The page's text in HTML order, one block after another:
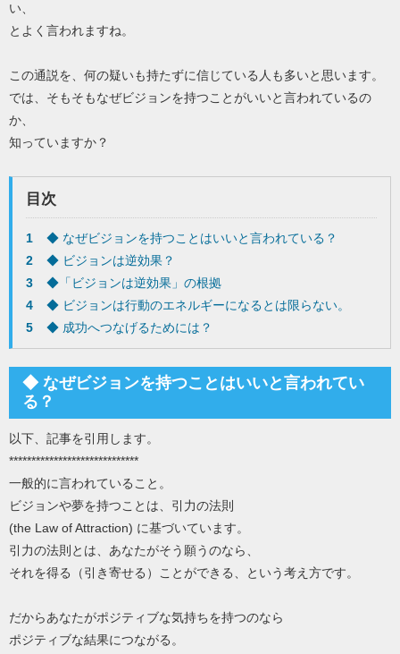
い、
とよく言われますね。
この通説を、何の疑いも持たずに信じている人も多いと思います。
では、そもそもなぜビジョンを持つことがいいと言われているの
か、
知っていますか？
目次
1
◆ なぜビジョンを持つことはいいと言われている？
2
◆ ビジョンは逆効果？
3
◆「ビジョンは逆効果」の根拠
4
◆ ビジョンは行動のエネルギーになるとは限らない。
5
◆ 成功へつなげるためには？
◆ なぜビジョンを持つことはいいと言われてい
る？
以下、記事を引用します。
*****************************
一般的に言われていること。
ビジョンや夢を持つことは、引力の法則
(the Law of Attraction) に基づいています。
引力の法則とは、あなたがそう願うのなら、
それを得る（引き寄せる）ことができる、という考え方です。
だからあなたがポジティブな気持ちを持つのなら
ポジティブな結果につながる。